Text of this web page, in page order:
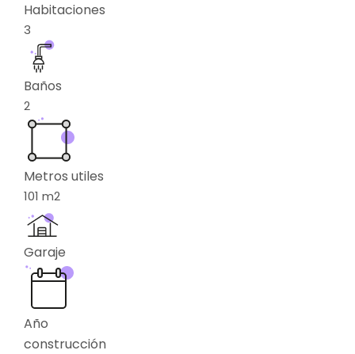
Habitaciones
3
Baños
2
Metros utiles
101 m2
Garaje
Año
construcción